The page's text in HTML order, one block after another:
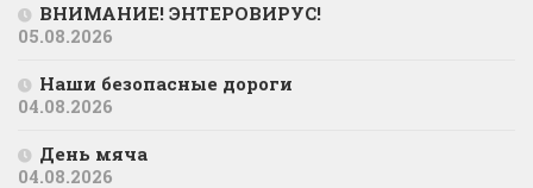
ВНИМАНИЕ! ЭНТЕРОВИРУС!
05.08.2026
Наши безопасные дороги
04.08.2026
День мяча
04.08.2026